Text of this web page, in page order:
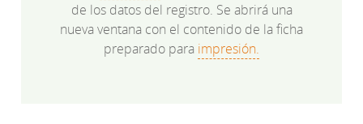
de los datos del registro. Se abrirá una
nueva ventana con el contenido de la ficha
preparado para impresión.